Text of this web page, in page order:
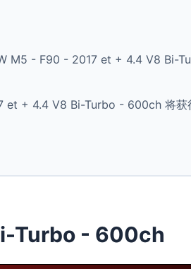
M5 - F90 - 2017 et + 4.4 V8 Bi-
+ 4.4 V8 Bi-Turbo - 600ch 将获
Turbo - 600ch